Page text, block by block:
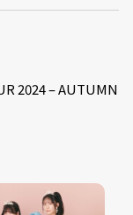
2024 – AUTUMN